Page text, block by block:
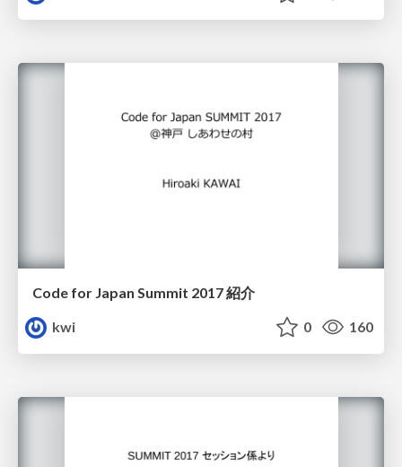
Code for Japan Summit 2017 紹介
kwi
0 160